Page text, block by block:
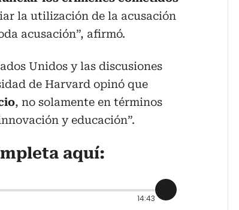
la utilización de la acusación
acusación”, afirmó.
Unidos y las discusiones
de Harvard opinó que
, no solamente en términos
y educación”.
aquí:
14:43